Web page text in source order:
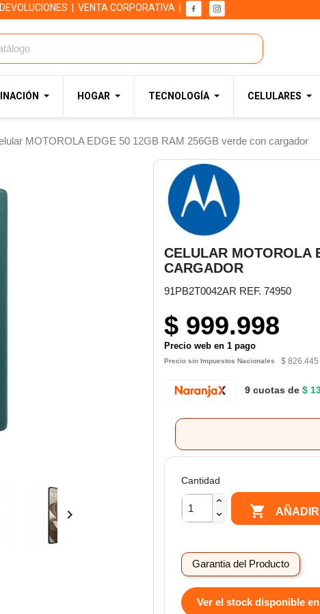
VENTA CORPORATIVA
HOGAR TECNOLOGÍA CELULARES
MOTOROLA EDGE 50 12GB RAM 256GB verde con cargador

CELULAR MOTOROLA
CARGADOR
91PB2T0042AR REF. 74950
$ 999.998
Precio web en 1 pago
Precio sin Impuestos Nacionales $ 826.445
9 cuotas de $
Cantidad

Garantia del Producto
Ver el stock disponible